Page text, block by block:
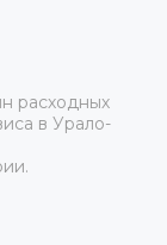
расходных
в Урало-